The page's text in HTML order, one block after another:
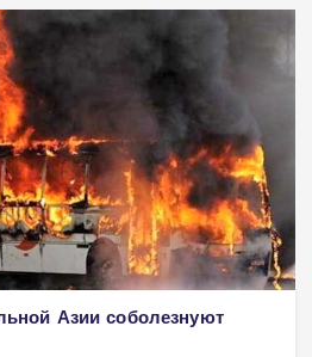
Азии соболезнуют